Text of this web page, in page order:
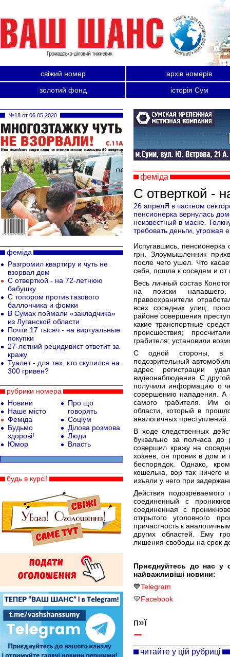
свіжий номер
архів номерів
золотий фонд
історія Сум
феміда
С отверткой -
26 апрелЯ в частном
пенсионерка вернулась
неизвестный в маске.
требовать деньги, угрожая
Испугавшись,
грн. Злоумышленник
после чего ушел. Что
себя, пошла к соседям и
Весь личный состав
на поиски
правоохранители
всех соседних улиц;
районе совершения
какие транспортные
происшествия;
грабителя; установили
С одной стороны, в
подозрительный
адрес регистрации
видеонаблюдения. С
получили информацию о
совершению нападения. А
самого грабителя. Им
области, который в
аналогичных преступлений.
В ходе следственных
буквально за полчаса до
совершил кражу на
хозяев, он проник в дом и
беспорядок. Однако,
кошелька, вор так ничего
изъяли у него при
Действия
соединенный с
соединенная с
открытого уголовного
причастность к
других областей. Ему
лишения свободы на срок
Приєднуйтесь до нас у
найважливіші новини:
💙Telegram
💛Facebook
п»ї
читайте у цій рубриці
№18 от 06.05.2020
феміда
Разгромил квартиру и чуть не
взорвал дом
С отверткой - на 72-летнюю
бабушку
С топором против газового
баллончика и фомки
В Сумах поймали «закладчика»
из Луганской области
Почти 17 тысяч - на виртуальные
покупки
27-летний рецидивист ответит за
кражу
Туалет - для тех, кто скупился на
300 гривен?
рубрики номера
Новини
Наше місто
Феміда
Будьмо
здорові!
Юмор
Про що
говорять
Соціум
Ділова розмова
Люди
Власть
будь в курсі!